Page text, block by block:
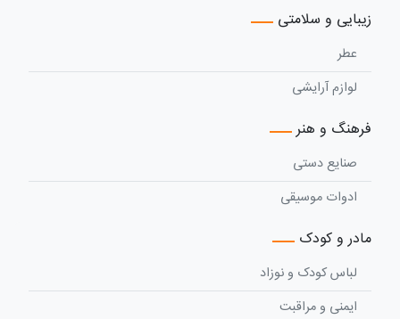
زیبایی و سلامتی
عطر
لوازم آرایشی
فرهنگ و هنر
صنایع دستی
ادوات موسیقی
مادر و کودک
لباس کودک و نوزاد
ایمنی و مراقبت